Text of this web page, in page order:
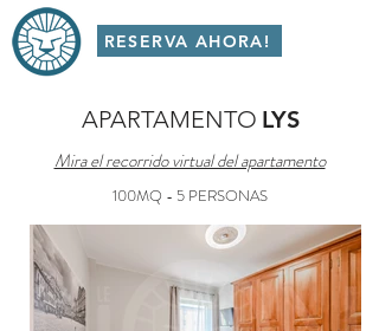
RESERVA AHORA!
APARTAMENTO LYS
Mira el recorrido virtual del apartamento
100MQ - 5 PERSONAS